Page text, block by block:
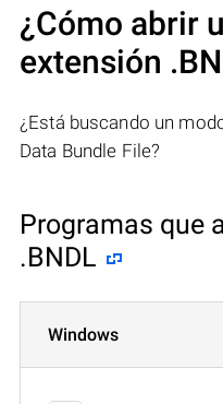
¿Cómo abrir
extensión
¿Está buscando un
Data Bundle File?
Programas que
.BNDL
Windows